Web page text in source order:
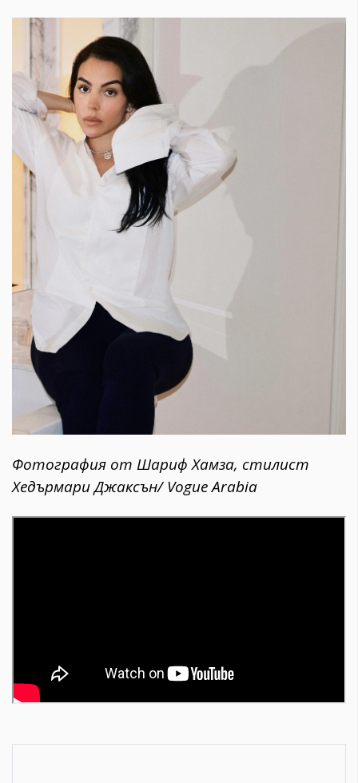
Фотография от Шариф Хамза, стилист
Хедърмари Джаксън/ Vogue Arabia